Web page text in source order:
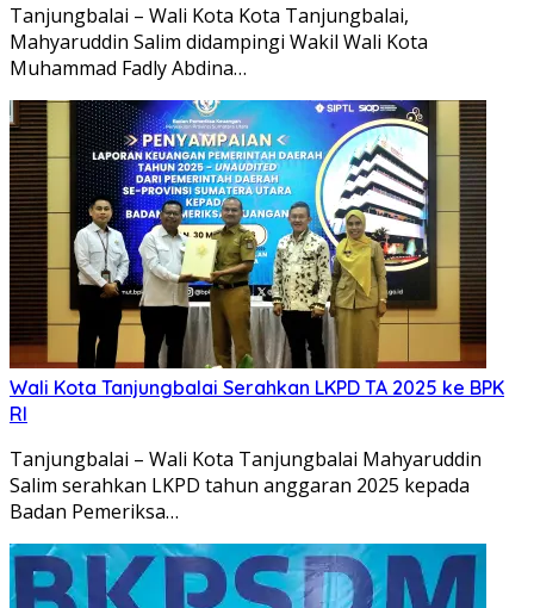
Tanjungbalai – Wali Kota Kota Tanjungbalai,
Mahyaruddin Salim didampingi Wakil Wali Kota
Muhammad Fadly Abdina…
Wali Kota Tanjungbalai Serahkan LKPD TA 2025 ke BPK
RI
Tanjungbalai – Wali Kota Tanjungbalai Mahyaruddin
Salim serahkan LKPD tahun anggaran 2025 kepada
Badan Pemeriksa…